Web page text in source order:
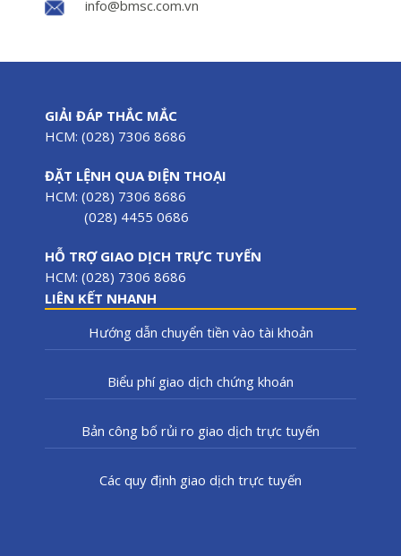
info@bmsc.com.vn
GIẢI ĐÁP THẮC MẮC
HCM: (028) 7306 8686
ĐẶT LỆNH QUA ĐIỆN THOẠI
HCM: (028) 7306 8686
(028) 4455 0686
HỖ TRỢ GIAO DỊCH TRỰC TUYẾN
HCM: (028) 7306 8686
LIÊN KẾT NHANH
Hướng dẫn chuyển tiền vào tài khoản
Biểu phí giao dịch chứng khoán
Bản công bố rủi ro giao dịch trực tuyến
Các quy định giao dịch trực tuyến